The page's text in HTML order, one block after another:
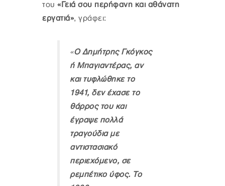
του «Γειά σου περήφανη και αθάνατη
εργατιά», γράφει:
«Ο Δημήτρης Γκόγκος
ή Μπαγιαντέρας, αν
και τυφλώθηκε το
1941, δεν έχασε το
θάρρος του και
έγραψε πολλά
τραγούδια με
αντιστασιακό
περιεχόμενο, σε
ρεμπέτικο ύφος. Το